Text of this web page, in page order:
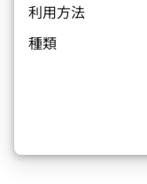
利用方法
種類